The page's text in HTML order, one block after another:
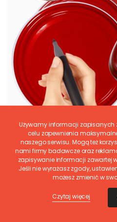
WAMAR-SOSENKA
Pokrywki dekielki zakrętki
82mm 6 szt WZÓR R PZH
Używamy informacji zapisanych
celu zapewnienia
naszego serwisu. Mogą też
nami firmy badawcze oraz
zapisywanie informacji zawartej
Jeśli nie wyrażasz zgody,
możesz zmienić w
Czytaj więcej